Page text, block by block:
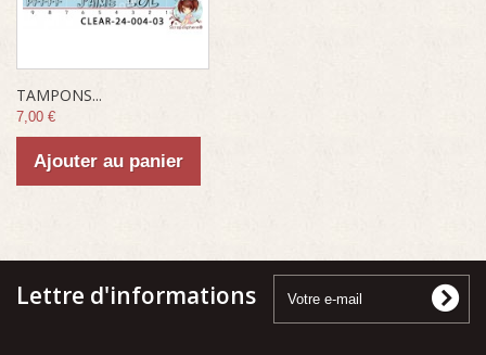
TAMPONS...
7,00 €
Ajouter au panier
Lettre d'informations